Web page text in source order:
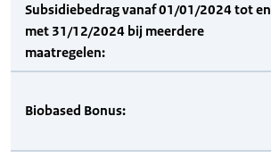
Subsidiebedrag vanaf 01/01/2024 tot en
met 31/12/2024 bij meerdere
maatregelen:
Biobased Bonus: